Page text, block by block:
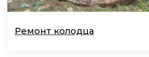
Ремонт колодца